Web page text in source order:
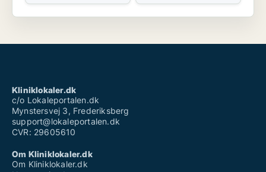
Kliniklokaler.dk
c/o Lokaleportalen.dk
Mynstersvej 3, Frederiksberg
support@lokaleportalen.dk
CVR: 29605610
Om Kliniklokaler.dk
Om Kliniklokaler.dk